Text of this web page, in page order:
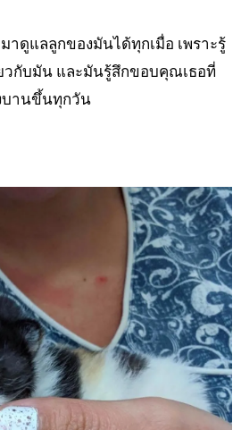
าดูแลลูกของมันได้ทุกเมื่อ เพราะรู้
วกับมัน และมันรู้สึกขอบคุณเธอที่
บานขึ้นทุกวัน